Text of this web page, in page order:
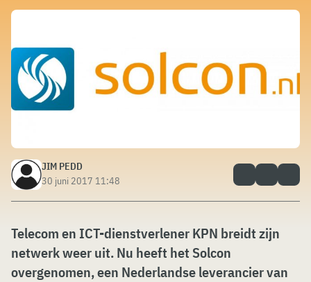
JIM PEDD
30 juni 2017 11:48
Telecom en ICT-dienstverlener KPN breidt zijn
netwerk weer uit. Nu heeft het Solcon
overgenomen, een Nederlandse leverancier van